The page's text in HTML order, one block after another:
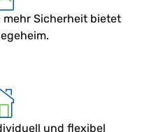
mehr Sicherheit bietet
und flexibel